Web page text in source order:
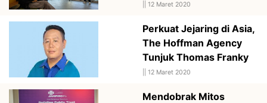
12 Maret 2020
Perkuat Jejaring di Asia,
The Hoffman Agency
Tunjuk Thomas Franky
12 Maret 2020
Mendobrak Mitos